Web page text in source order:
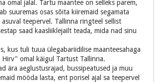
omal jalal. Tartu maantee on selleks parem,
suuremas osas sõita kiiremaid segamata
asuval teepervel. Tallinna ringteel sellist
saad kaasliiklejailt teada, mida nad sinu
kus tuli tuua ülegabariidilise maanteesahaga
omal käigul Tartust Tallinna.
ära aeglustusrajad, bussipeatused ja muu
mööda lasta, ent porisel ajal sa teepervel